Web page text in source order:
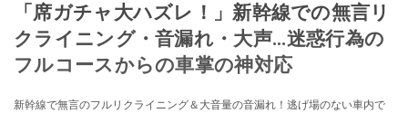
「席ガチャ大ハズレ！」新幹線での無言リ
クライニング・音漏れ・大声...迷惑行為の
フルコースからの車掌の神対応
新幹線で無言のフルリクライニング＆大音量の音漏れ！逃げ場のない車内で